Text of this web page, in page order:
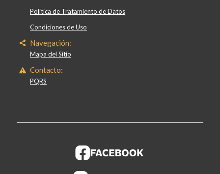
Política de Tratamiento de Datos
Condiciones de Uso
Navegación:
Mapa del Sitio
Contacto:
PQRS